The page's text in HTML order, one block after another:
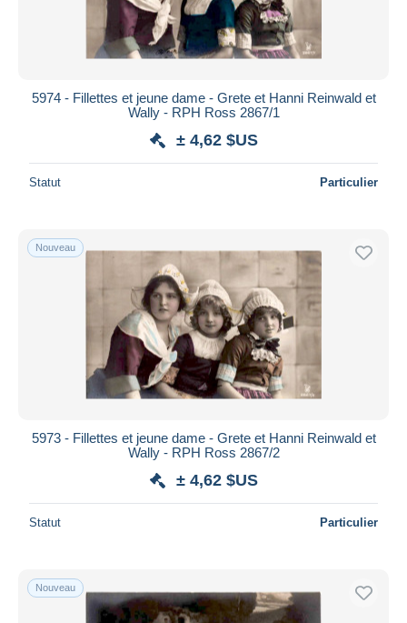
5974 - Fillettes et jeune dame - Grete et Hanni Reinwald et
Wally - RPH Ross 2867/1
± 4,62 $US
Statut Particulier
Nouveau
5973 - Fillettes et jeune dame - Grete et Hanni Reinwald et
Wally - RPH Ross 2867/2
± 4,62 $US
Statut Particulier
Nouveau